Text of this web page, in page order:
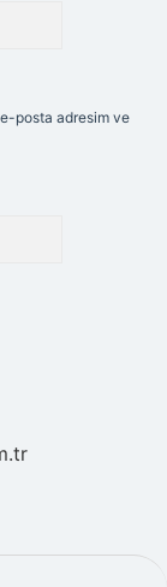
e-posta adresim ve